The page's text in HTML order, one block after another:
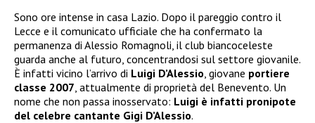
Sono ore intense in casa Lazio. Dopo il pareggio contro il
Lecce e il comunicato ufficiale che ha confermato la
permanenza di Alessio Romagnoli, il club biancoceleste
guarda anche al futuro, concentrandosi sul settore giovanile.
È infatti vicino l’arrivo di Luigi D’Alessio, giovane portiere
classe 2007, attualmente di proprietà del Benevento. Un
nome che non passa inosservato: Luigi è infatti pronipote
del celebre cantante Gigi D’Alessio.